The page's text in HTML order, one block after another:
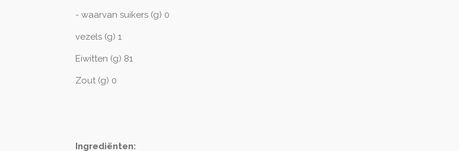
- waarvan suikers (g) 0
vezels (g) 1
Eiwitten (g) 81
Zout (g) 0
Ingrediënten: